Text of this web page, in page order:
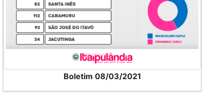
Boletim 08/03/2021